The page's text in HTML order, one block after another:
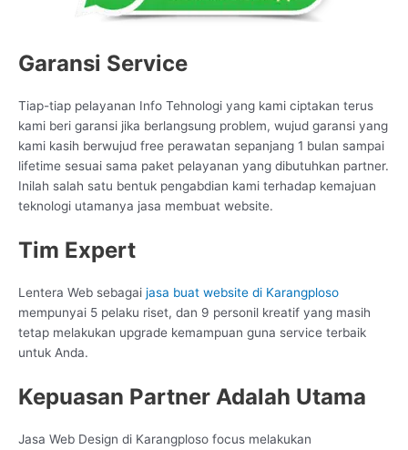
Garansi Service
Tiap-tiap pelayanan Info Tehnologi yang kami ciptakan terus
kami beri garansi jika berlangsung problem, wujud garansi yang
kami kasih berwujud free perawatan sepanjang 1 bulan sampai
lifetime sesuai sama paket pelayanan yang dibutuhkan partner.
Inilah salah satu bentuk pengabdian kami terhadap kemajuan
teknologi utamanya jasa membuat website.
Tim Expert
Lentera Web sebagai jasa buat website di Karangploso
mempunyai 5 pelaku riset, dan 9 personil kreatif yang masih
tetap melakukan upgrade kemampuan guna service terbaik
untuk Anda.
Kepuasan Partner Adalah Utama
Jasa Web Design di Karangploso focus melakukan